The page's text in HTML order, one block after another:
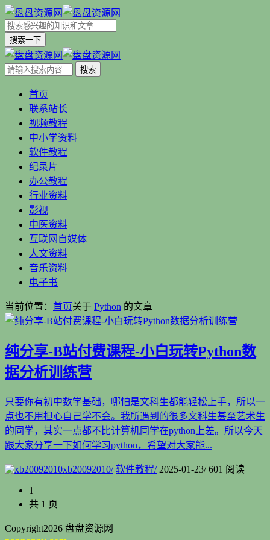
搜索一下
首页
联系站长
视频教程
中小学资料
软件教程
纪录片
办公教程
行业资料
影视
中医资料
互联网自媒体
人文资料
音乐资料
电子书
当前位置： 首页关于 Python 的文章
纯分享-B站付费课程-小白玩转Python数
据分析训练营
只要你有初中数学基础，哪怕是文科生都能轻松上手，所以一
点也不用担心自己学不会。我所遇到的很多文科生甚至艺术生
的同学，其实一点都不比计算机同学在python上差。所以今天
跟大家分享一下如何学习python，希望对大家能...
xb20092010/ 软件教程/ 2025-01-23/ 601 阅读
1
共 1 页
Copyright2026 盘盘资源网